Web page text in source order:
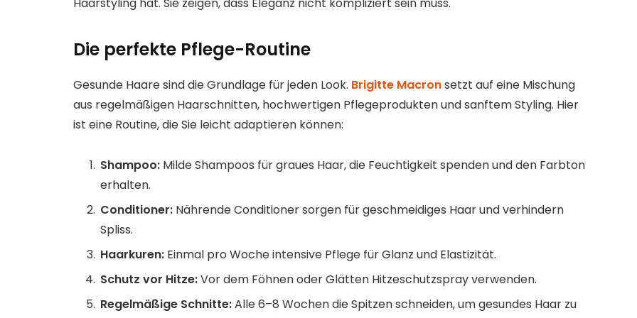
Haarstyling hat. Sie zeigen, dass Eleganz nicht kompliziert sein muss.
Die perfekte Pflege-Routine
Gesunde Haare sind die Grundlage für jeden Look. Brigitte Macronsetzt auf eine Mischung
aus regelmäßigen Haarschnitten, hochwertigen Pflegeprodukten und sanftem Styling. Hier
ist eine Routine, die Sie leicht adaptieren können:
Shampoo: Milde Shampoos für graues Haar, die Feuchtigkeit spenden und den Farbton
erhalten.
Conditioner: Nährende Conditioner sorgen für geschmeidiges Haar und verhindern
Spliss.
Haarkuren: Einmal pro Woche intensive Pflege für Glanz und Elastizität.
Schutz vor Hitze:Vor dem Föhnen oder Glätten Hitzeschutzspray verwenden.
Regelmäßige Schnitte:Alle 6–8 Wochen die Spitzen schneiden, um gesundes Haar zu